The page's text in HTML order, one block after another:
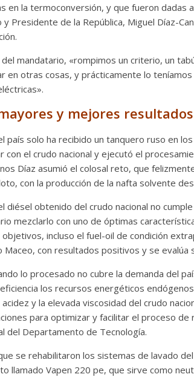
en la termoconversión, y que fueron dadas
y Presidente de la República, Miguel Díaz-
mandatario, «rompimos un criterio, un
en otras cosas, y prácticamente lo
y mejores resultados
país solo ha recibido un tanquero ruso en
con el crudo nacional y ejecutó el
Díaz asumió el colosal reto, que
con la producción de la nafta solvente
diésel obtenido del crudo nacional no
mezclarlo con uno de óptimas
objetivos, incluso el fuel-oil de condición
Maceo, con resultados positivos y se evalúa
lo procesado no cubre la demanda del
los recursos energéticos
y la elevada viscosidad del crudo
para optimizar y facilitar el proceso
del Departamento de Tecnología.
se rehabilitaron los sistemas de lavado
llamado Vapen 220 pe, que sirve como